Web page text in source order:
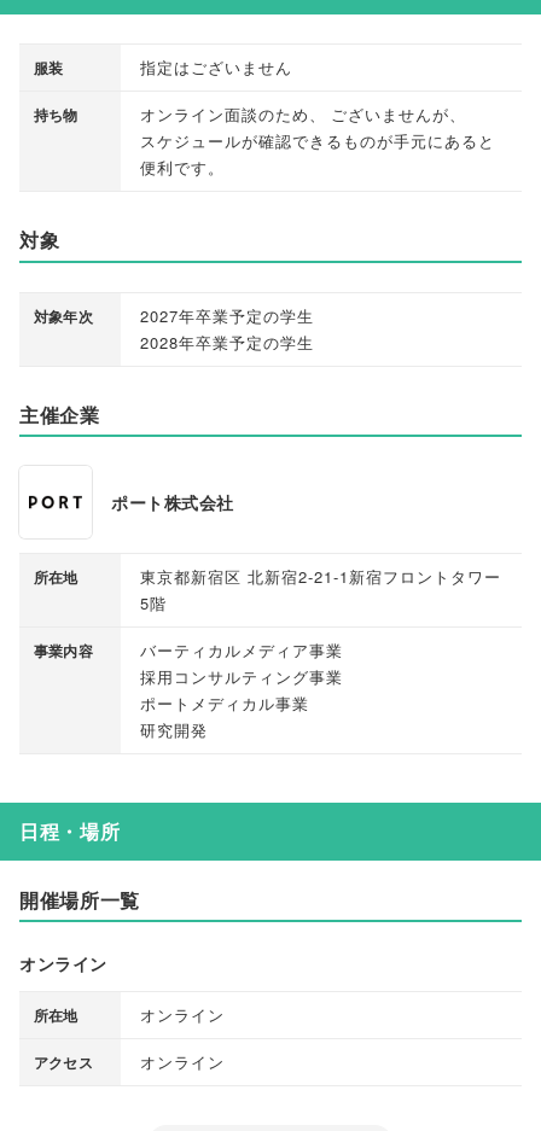
服装 指定はございません
持ち物 オンライン面談のため ございませんが
スケジュールが確認できるものが手元にあると
便利です 。
対象
対象年次
2027年卒業予定の学生
2028年卒業予定の学生
主催企業
ポート株式会社
所在地
東京都新宿区 北新宿2-21-1新宿フロントタワー
5階
事業内容
バーティカルメディア事業
採用コンサルティング事業
ポートメディカル事業
研究開発
日程・場所
開催場所一覧
オンライン
所在地 オンライン
アクセス オンライン